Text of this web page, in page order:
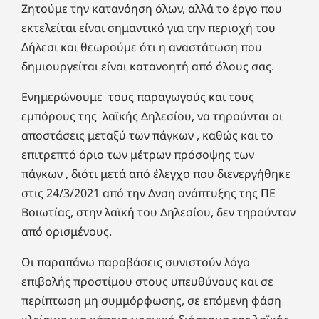
Ζητούμε την κατανόηση όλων, αλλά το έργο που
εκτελείται είναι σημαντικό για την περιοχή του
Δήλεσι και θεωρούμε ότι η αναστάτωση που
δημιουργείται είναι κατανοητή από όλους σας.
Ενημερώνουμε τους παραγωγούς και τους
εμπόρους της λαϊκής Δηλεσίου, να τηρούνται οι
αποστάσεις μεταξύ των πάγκων , καθώς και το
επιτρεπτό όριο των μέτρων πρόσοψης των
πάγκων , διότι μετά από έλεγχο που διενεργήθηκε
στις 24/3/2021 από την Δνση ανάπτυξης της ΠΕ
Βοιωτίας, στην λαϊκή του Δηλεσίου, δεν τηρούνταν
από ορισμένους.
Οι παραπάνω παραβάσεις συνιστούν λόγο
επιβολής προστίμου στους υπευθύνους και σε
περίπτωση μη συμμόρφωσης, σε επόμενη φάση